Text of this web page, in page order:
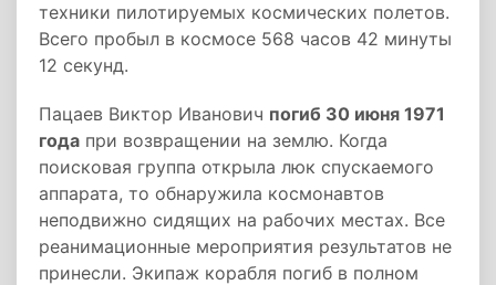
техники пилотируемых космических полетов.
Всего пробыл в космосе 568 часов 42 минуты
12 секунд.
Пацаев Виктор Иванович погиб 30 июня 1971
года при возвращении на землю. Когда
поисковая группа открыла люк спускаемого
аппарата, то обнаружила космонавтов
неподвижно сидящих на рабочих местах. Все
реанимационные мероприятия результатов не
принесли. Экипаж корабля погиб в полном